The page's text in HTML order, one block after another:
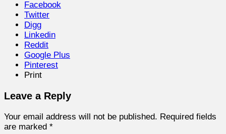
Facebook
Twitter
Digg
Linkedin
Reddit
Google Plus
Pinterest
Print
Leave a Reply
Your email address will not be published. Required fields
are marked *